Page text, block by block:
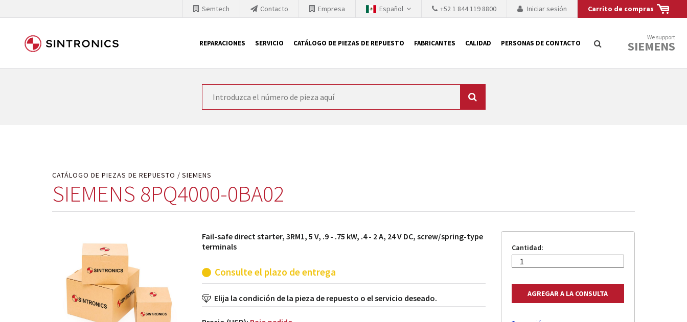
Carrito de compras
Iniciar sesión
+52 1 844 119 8800
Español
Empresa
Contacto
Semtech
REPARACIONES SERVICIO CATÁLOGO DE PIEZAS DE REPUESTO FABRICANTES CALIDAD PERSONAS DE CONTACTO
We support
SIEMENS
Nuestra colaboración con SIEMENS
de módulos descontinuados por módulos del propio almacén.
CATÁLOGO DE PIEZAS DE REPUESTO SIEMENS
SIEMENS 8PQ4000-0BA02
Fail-safe direct starter, 3RM1, 5 V, .9 - .75 kW, .4 - 2 A, 24 V DC, screw/spring-type
terminals
Consulte el plazo de entrega
Elija la condición de la pieza de repuesto o el servicio deseado.
Cantidad: